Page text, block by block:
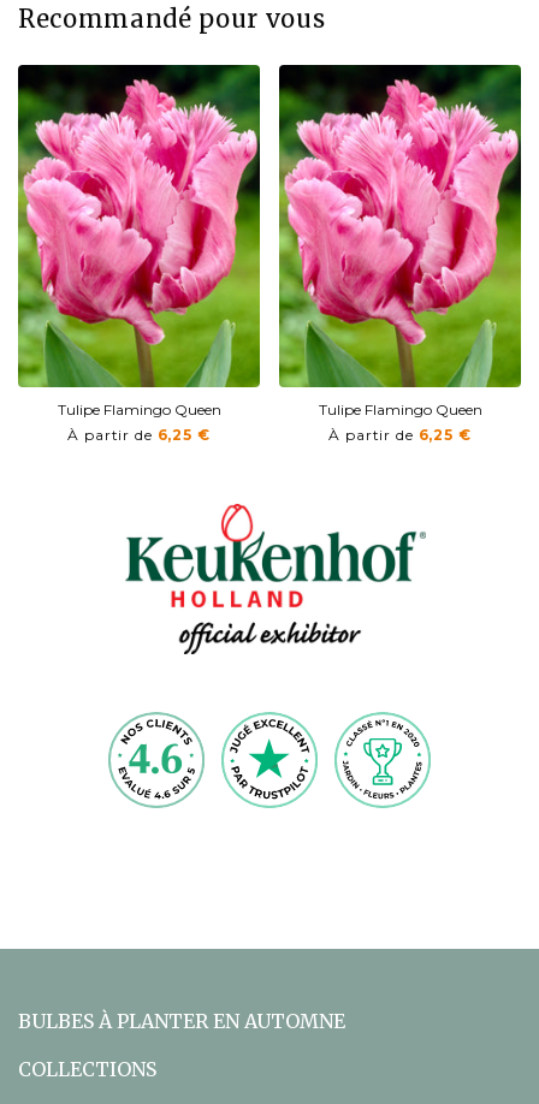
Recommandé pour vous
Tulipe Flamingo Queen
À partir de 6,25 €
Tulipe Flamingo Queen
À partir de 6,25 €
BULBES À PLANTER EN AUTOMNE
COLLECTIONS